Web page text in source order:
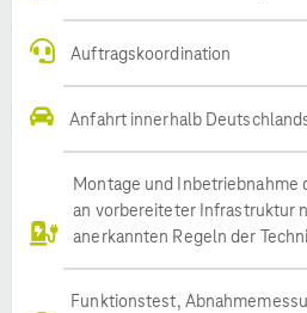
Auftragskoordination
Anfahrt innerhalb
Montage und Inbetriebnahme
an vorbereiteter Infrastruktur
anerkannten Regeln der
Funktionstest,